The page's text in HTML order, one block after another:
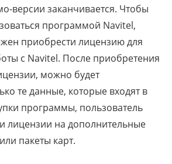
версии заканчивается. Чтобы
программой Navitel,
приобрести лицензию для
с Navitel. После приобретения
можно будет
те данные, которые входят в
программы, пользователь
лицензии на дополнительные
пакеты карт.